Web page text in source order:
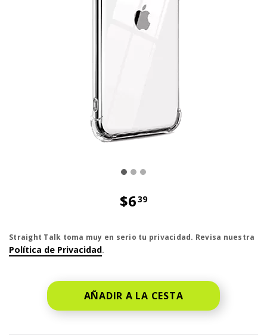
$639
Straight Talk toma muy en serio tu privacidad. Revisa nuestra
Política de Privacidad.
AÑADIR A LA CESTA